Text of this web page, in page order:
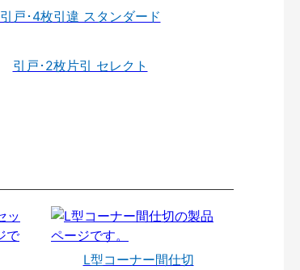
引戸･4枚引違 スタンダード
引戸･2枚片引 セレクト
L型コーナー間仕切